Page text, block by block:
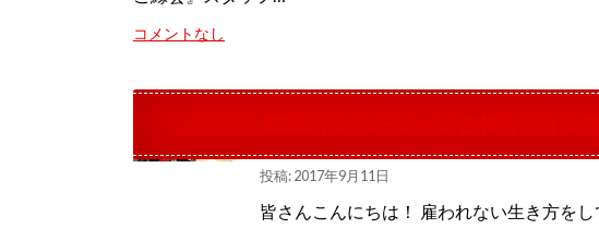
コメントなし
投稿: 2017年9月11日
皆さんこんにちは！ 雇われない生き方を